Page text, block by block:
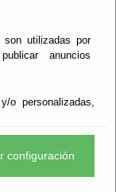
utilizadas por
anuncios
o personalizadas,
configuración
de la Sede